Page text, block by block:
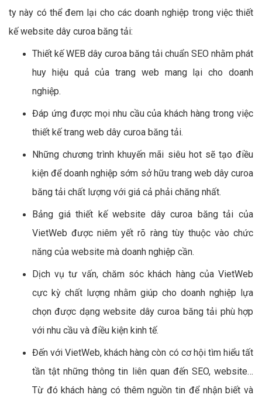
ty này có thể đem lại cho các doanh nghiệp trong việc thiết
kế website dây curoa băng tải:
Thiết kế WEB dây curoa băng tải chuẩn SEO nhằm phát
huy hiệu quả của trang web mang lại cho doanh
nghiệp.
Đáp ứng được mọi nhu cầu của khách hàng trong việc
thiết kế trang web dây curoa băng tải.
Những chương trình khuyến mãi siêu hot sẽ tạo điều
kiện để doanh nghiệp sớm sở hữu trang web dây curoa
băng tải chất lượng với giá cả phải chăng nhất.
Bảng giá thiết kế website dây curoa băng tải của
VietWeb được niêm yết rõ ràng tùy thuộc vào chức
năng của website mà doanh nghiệp cần.
Dịch vụ tư vấn, chăm sóc khách hàng của VietWeb
cực kỳ chất lượng nhằm giúp cho doanh nghiệp lựa
chọn được dạng website dây curoa băng tải phù hợp
với nhu cầu và điều kiện kinh tế.
Đến với VietWeb, khách hàng còn có cơ hội tìm hiểu tất
tần tật những thông tin liên quan đến SEO, website…
Từ đó khách hàng có thêm nguồn tin để nhận biết và